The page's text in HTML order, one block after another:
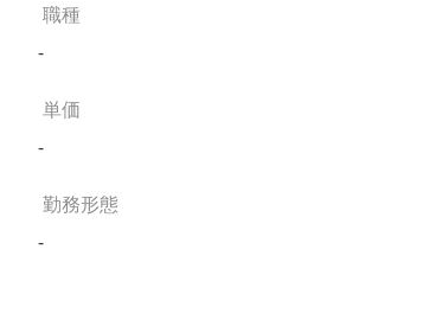
職種
-
単価
-
勤務形態
-